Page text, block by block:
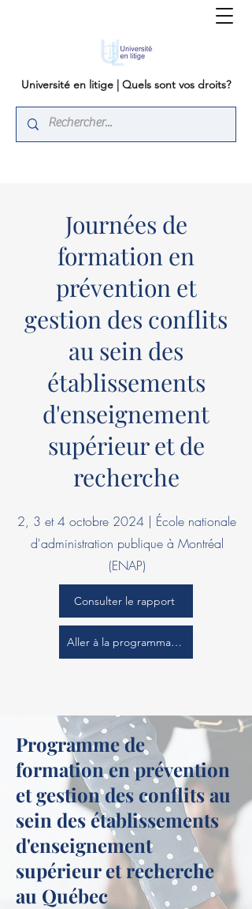
Université en litige | Quels sont vos droits?
Journées de
formation en
prévention et
gestion des conflits
au sein des
établissements
d'enseignement
supérieur et de
recherche
2, 3 et 4 octobre 2024 | École nationale
d'administration publique à Montréal
(ENAP)
Consulter le rapport
Aller à la programmation
Programme de
formation en prévention
et gestion des conflits au
sein des établissements
d'enseignement
supérieur et recherche
au Québec